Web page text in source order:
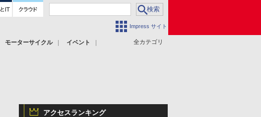
Impress サイト
全カテゴリ
モーターサイクル
イベント
アクセスランキング